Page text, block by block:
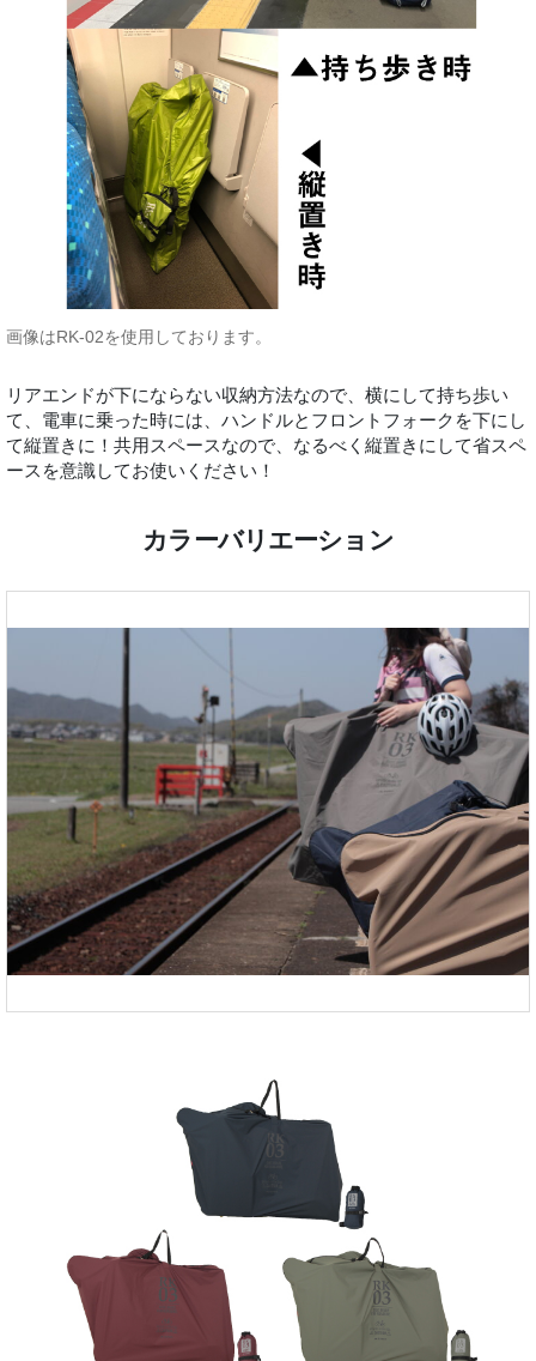
画像はRK-02を使用しております。
リアエンドが下にならない収納方法なので、横にして持ち歩い
て、電車に乗った時には、ハンドルとフロントフォークを下にし
て縦置きに！共用スペースなので、なるべく縦置きにして省スペ
ースを意識してお使いください！
カラーバリエーション